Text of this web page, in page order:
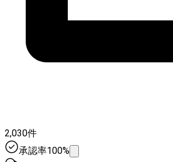
2,030件
承認率100%